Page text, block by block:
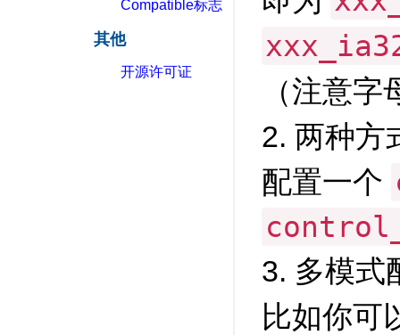
Compatible标志
其他
开源许可证
（注意
2. 两种方
配置一个
3. 多模式
比如你可